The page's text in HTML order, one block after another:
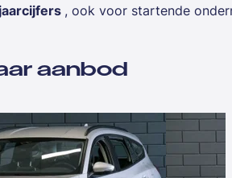
, ook voor startende
aanbod